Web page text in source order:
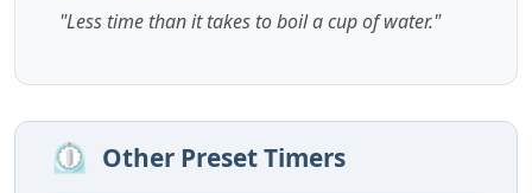
"Less time than it takes to boil a cup of water."
⏲️ Other Preset Timers